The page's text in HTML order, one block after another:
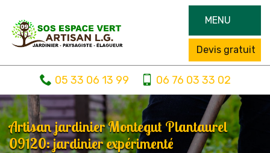
MENU
Devis gratuit
05 33 06 13 99 06 76 03 33 02
Artisan jardinier Montegut Plantaurel
09120: jardinier expérimenté